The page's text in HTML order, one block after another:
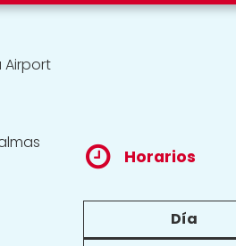
Airport
Horarios
Día